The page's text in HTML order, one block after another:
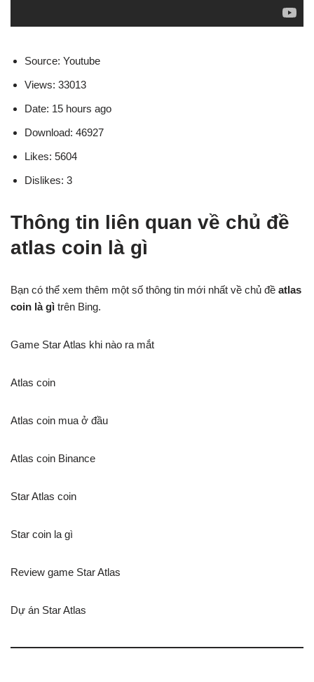
Source: Youtube
Views: 33013
Date: 15 hours ago
Download: 46927
Likes: 5604
Dislikes: 3
Thông tin liên quan về chủ đề
atlas coin là gì
Bạn có thể xem thêm một số thông tin mới nhất về chủ đề atlas
coin là gì trên Bing.
Game Star Atlas khi nào ra mắt
Atlas coin
Atlas coin mua ở đầu
Atlas coin Binance
Star Atlas coin
Star coin la gì
Review game Star Atlas
Dự án Star Atlas